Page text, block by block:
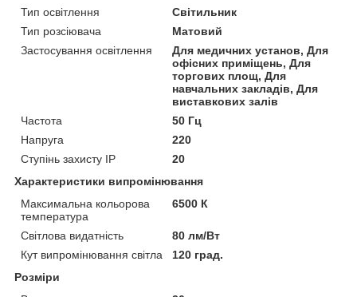
Тип освітлення
Світильник
Тип розсіювача
Матовий
Застосування освітлення
Для медичних установ, Для
офісних приміщень, Для
торгових площ, Для
навчальних закладів, Для
виставкових залів
Частота
50 Гц
Напруга
220
Ступінь захисту IP
20
Характеристики випромінювання
Максимальна кольорова
температура
6500 К
Світлова видатність
80 лм/Вт
Кут випромінювання світла
120 град.
Розміри